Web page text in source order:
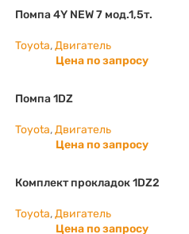
Помпа 4Y NEW 7 мод.1,5т.
Toyota,Двигатель
Цена по запросу
Помпа 1DZ
Toyota,Двигатель
Цена по запросу
Комплект прокладок 1DZ2
Toyota,Двигатель
Цена по запросу